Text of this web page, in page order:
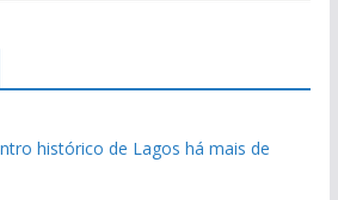
histórico de Lagos há mais de